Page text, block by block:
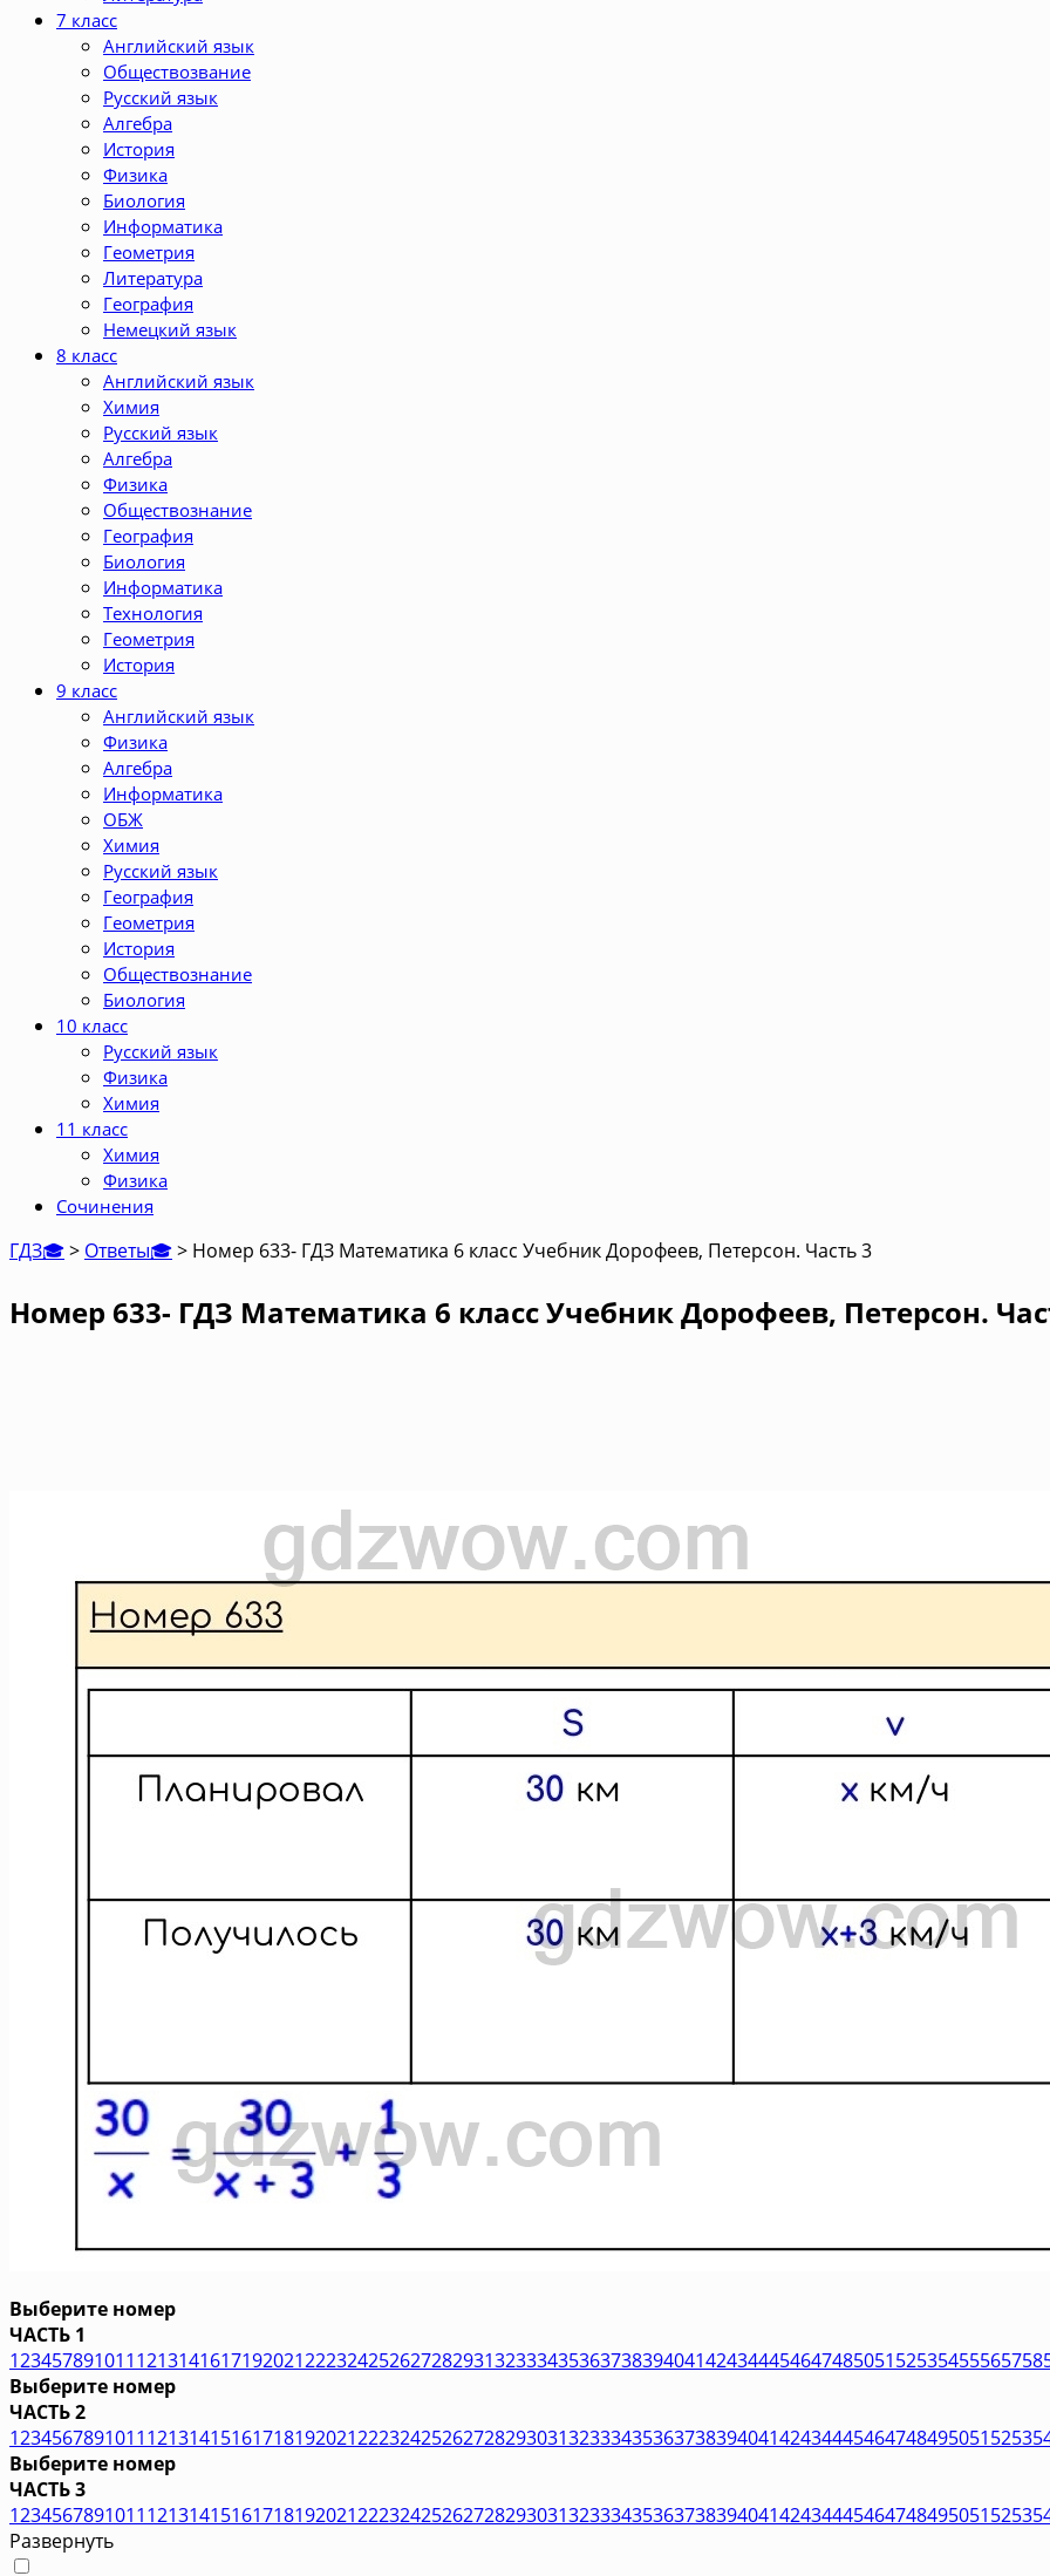
7 класс
Английский язык
Обществозвание
Русский язык
Алгебра
История
Физика
Биология
Информатика
Геометрия
Литература
География
Немецкий язык
8 класс
Английский язык
Химия
Русский язык
Алгебра
Физика
Обществознание
География
Биология
Информатика
Технология
Геометрия
История
9 класс
Английский язык
Физика
Алгебра
Информатика
ОБЖ
Химия
Русский язык
География
Геометрия
История
Обществознание
Биология
10 класс
Русский язык
Физика
Химия
11 класс
Химия
Физика
Сочинения
ГДЗ🎓> Ответы🎓> Номер 633- ГДЗ Математика 6 класс Учебник Дорофеев, Петерсон. Часть 3
Номер 633- ГДЗ Математика 6 класс Учебник Дорофеев, Петерсон.
Выберите номер
ЧАСТЬ 1
12345789101112131416171920212223242526272829313233343536373839404142434445464748505152535455565758
Выберите номер
ЧАСТЬ 2
1234567891011121314151617181920212223242526272829303132333435363738394041424344454647484950515253
Выберите номер
ЧАСТЬ 3
1234567891011121314151617181920212223242526272829303132333435363738394041424344454647484950515253
Развернуть